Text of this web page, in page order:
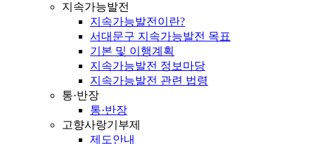
지속가능발전
지속가능발전이란?
서대문구 지속가능발전 목표
기본 및 이행계획
지속가능발전 정보마당
지속가능발전 관련 법령
통·반장
통·반장
고향사랑기부제
제도안내